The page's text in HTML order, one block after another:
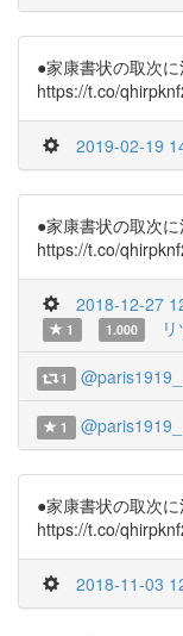
●家康書状の取次
https://t.co/
2019-02-19
●家康書状の取次
https://t.co/
2018-12-27
1
1.000
1 @paris1919_
1 @paris1919_
●家康書状の取次
https://t.co/
2018-11-03